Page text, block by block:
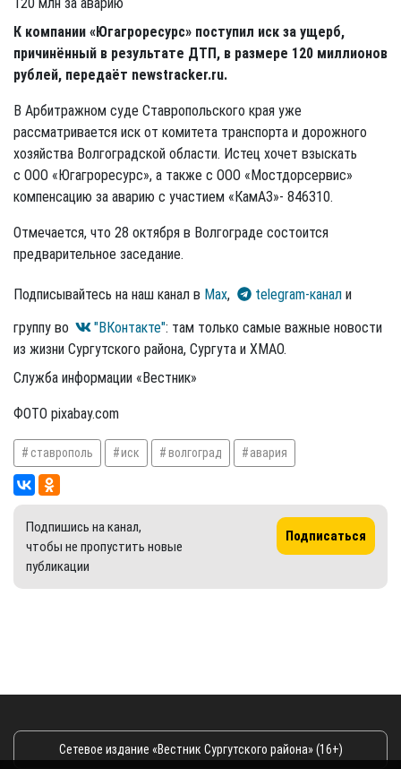
К компании «Югагроресурс» поступил иск за ущерб,
причинённый в результате ДТП, в размере 120 миллионов
рублей, передаёт newstracker.ru.
В Арбитражном суде Ставропольского края уже
рассматривается иск от комитета транспорта и дорожного
хозяйства Волгоградской области. Истец хочет взыскать
с ООО «Югагроресурс», а также с ООО «Мостдорсервис»
компенсацию за аварию с участием «КамАЗ»- 846310.
Отмечается, что 28 октября в Волгограде состоится
предварительное заседание.
Подписывайтесь на наш канал в Max, telegram-канал и
группу во
"ВКонтакте": там только самые важные новости
из жизни Сургутского района, Сургута и ХМАО.
Служба информации «Вестник»
ФОТО pixabay.com
ставрополь иск волгоград авария
Подпишись на канал,
чтобы не пропустить новые
публикации
Подписаться
Сетевое издание «Вестник Сургутского района» (16+)